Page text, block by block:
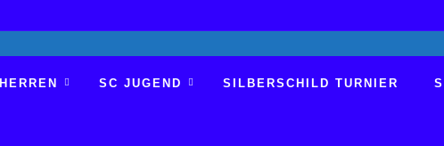
SC JUGEND SILBERSCHILD TURNIER